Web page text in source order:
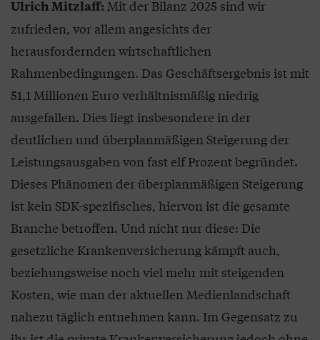
Ulrich Mitzlaff: Mit der Bilanz 2025 sind wir
zufrieden, vor allem angesichts der
herausfordernden wirtschaftlichen
Rahmenbedingungen. Das Geschäftsergebnis ist mit
51,1 Millionen Euro verhältnismäßig niedrig
ausgefallen. Dies liegt insbesondere in der
deutlichen und überplanmäßigen Steigerung der
Leistungsausgaben von fast elf Prozent begründet.
Dieses Phänomen der überplanmäßigen Steigerung
ist kein SDK-spezifisches, hiervon ist die gesamte
Branche betroffen. Und nicht nur diese: Die
gesetzliche Krankenversicherung kämpft auch,
beziehungsweise noch viel mehr mit steigenden
Kosten, wie man der aktuellen Medienlandschaft
nahezu täglich entnehmen kann. Im Gegensatz zu